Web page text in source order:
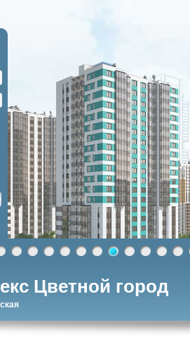
Цветной город